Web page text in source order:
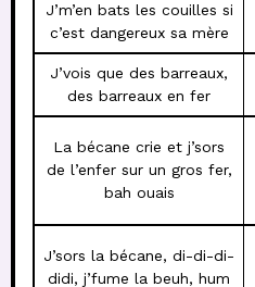
J’m’en bats les couilles si
c’est dangereux sa mère
J’vois que des barreaux,
des barreaux en fer
La bécane crie et j’sors
de l’enfer sur un gros fer,
bah ouais
J’sors la bécane, di-di-di-
didi, j’fume la beuh, hum